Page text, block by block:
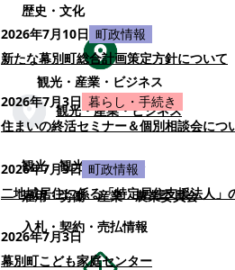
歴史・文化
観光・産業・ビジネス
観光・産業・ビジネス
観光
観光・イベント
雇用・労働
産業
農業委員会
入札・契約・売払情報
2026年7月10日 町政情報
新たな幕別町総合計画策定方針について
2026年7月3日 暮らし・手続き
住まいの終活セミナー＆個別相談会につ
2026年7月3日 町政情報
二地域居住に係る「特定居住支援法人」
2026年7月3日
幕別町こども家庭センター